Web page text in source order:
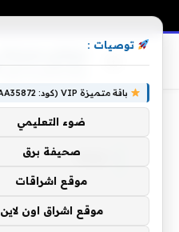
تبناه
توصيات :
باقة متميزة VIP (كود: AA35872):
ضوء التعليمي
صحيفة برق
موقع اشراقات
موقع اشراق اون لاين